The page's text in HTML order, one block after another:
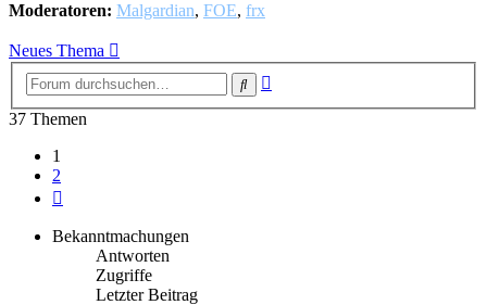
Moderatoren: Malgardian, FOE, frx
Neues Thema
Suche
37 Themen
1
2
Bekanntmachungen
Antworten
Zugriffe
Letzter Beitrag